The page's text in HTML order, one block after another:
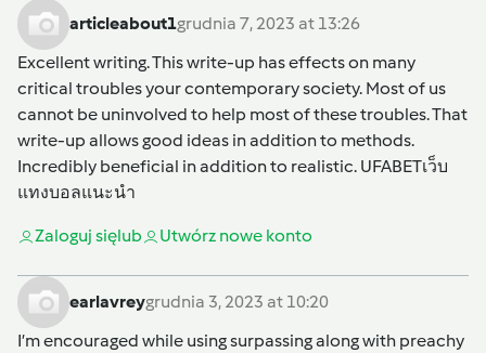
articleabout1grudnia 7, 2023 at 13:26
Excellent writing. This write-up has effects on many
critical troubles your contemporary society. Most of us
cannot be uninvolved to help most of these troubles. That
write-up allows good ideas in addition to methods.
Incredibly beneficial in addition to realistic. UFABETเว็บ
แทงบอลแนะนำ
Zaloguj sięlub Utwórz nowe konto
earlavreygrudnia 3, 2023 at 10:20
I’m encouraged while using surpassing along with preachy